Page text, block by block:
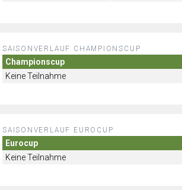
SAISONVERLAUF CHAMPIONSCUP
Championscup
Keine Teilnahme
SAISONVERLAUF EUROCUP
Eurocup
Keine Teilnahme